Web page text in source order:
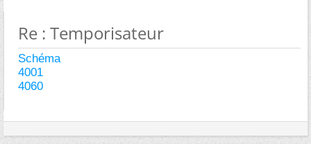
Re : Temporisateur
Schéma
4001
4060